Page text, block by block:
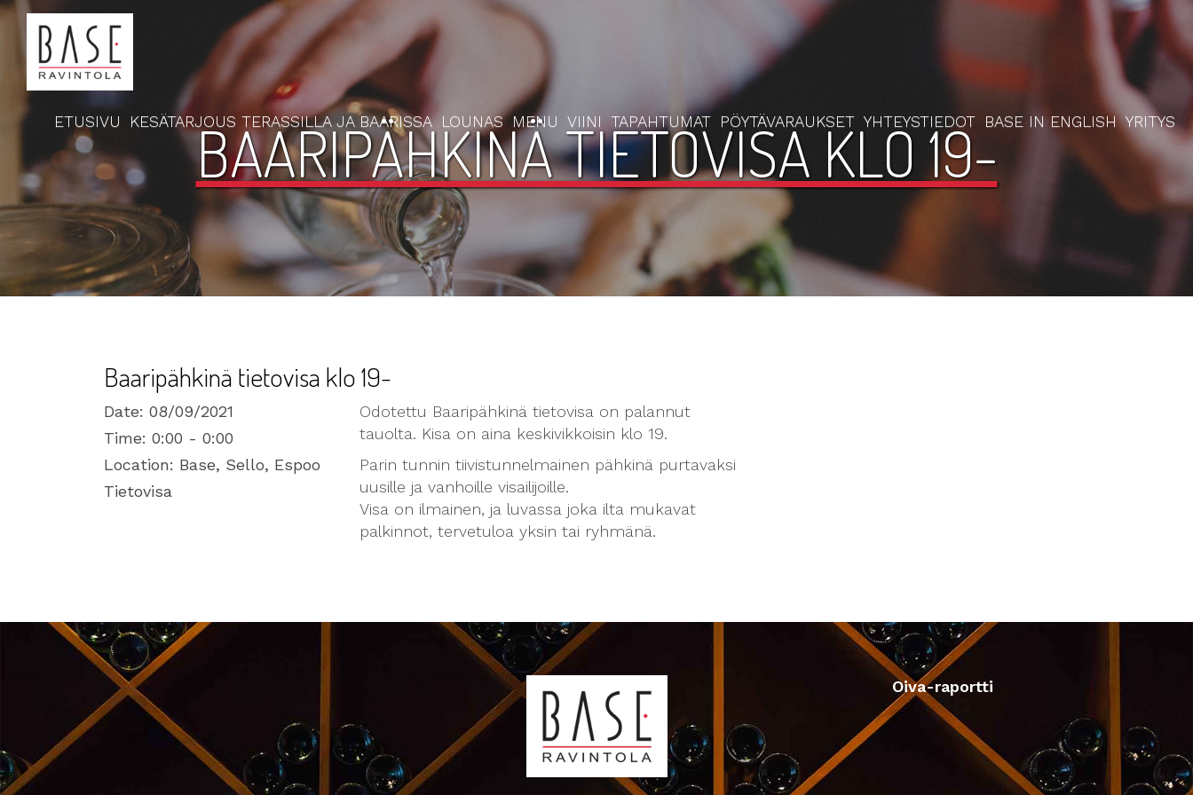
ETUSIVU KESÄTARJOUS TERASSILLA JA BAARISSA LOUNAS MENU VIINI TAPAHTUMAT PÖYTÄVARAUKSET YHTEYSTIEDOT BASE IN ENGLISH YRITYS
BAARIPÄHKINÄ TIETOVISA KLO 19-
Baaripähkinä tietovisa klo 19-
Date: 08/09/2021
Time: 0:00 - 0:00
Location: Base, Sello, Espoo
Tietovisa
Odotettu Baaripähkinä tietovisa on palannut
tauolta. Kisa on aina keskivikkoisin klo 19.
Parin tunnin tiivistunnelmainen pähkinä purtavaksi
uusille ja vanhoille visailijoille.
Visa on ilmainen, ja luvassa joka ilta mukavat
palkinnot, tervetuloa yksin tai ryhmänä.
Oiva-raportti